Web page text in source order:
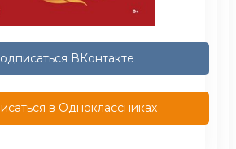
ВКонтакте
в Одноклассниках